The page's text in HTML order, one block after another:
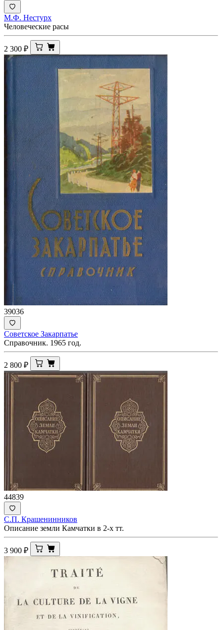
М.Ф. Нестурх
Человеческие расы
2 300 ₽
39036
Советское Закарпатье
Справочник. 1965 год.
2 800 ₽
44839
С.П. Крашенинников
Описание земли Камчатки в 2-х тт.
3 900 ₽